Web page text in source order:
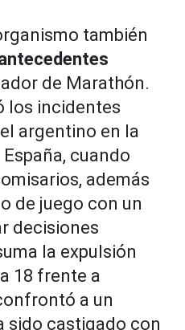
también
de Marathón.
los incidentes
argentino en la
cuando
además
de juego con un
decisiones
la expulsión
18 frente a
a un
sido castigado con